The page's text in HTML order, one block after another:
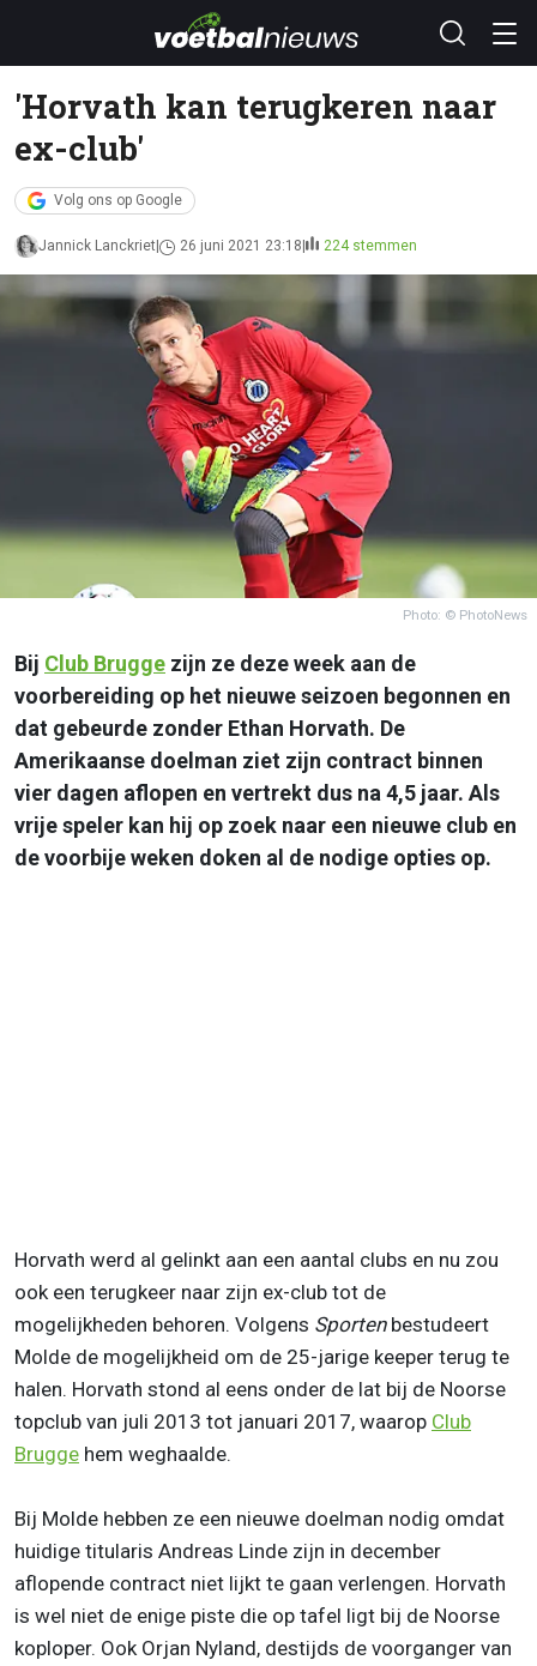
'Horvath kan terugkeren naar
ex-club'
Volg ons op Google
Jannick Lanckriet 26 juni 2021 23:18 224 stemmen
Photo: © PhotoNews
Bij Club Brugge zijn ze deze week aan de
voorbereiding op het nieuwe seizoen begonnen en
dat gebeurde zonder Ethan Horvath. De
Amerikaanse doelman ziet zijn contract binnen
vier dagen aflopen en vertrekt dus na 4,5 jaar. Als
vrije speler kan hij op zoek naar een nieuwe club en
de voorbije weken doken al de nodige opties op.
Horvath werd al gelinkt aan een aantal clubs en nu zou
ook een terugkeer naar zijn ex-club tot de
mogelijkheden behoren. Volgens Sporten bestudeert
Molde de mogelijkheid om de 25-jarige keeper terug te
halen. Horvath stond al eens onder de lat bij de Noorse
topclub van juli 2013 tot januari 2017, waarop Club
Brugge hem weghaalde.
Bij Molde hebben ze een nieuwe doelman nodig omdat
huidige titularis Andreas Linde zijn in december
aflopende contract niet lijkt te gaan verlengen. Horvath
is wel niet de enige piste die op tafel ligt bij de Noorse
koploper. Ook Orjan Nyland, destijds de voorganger van